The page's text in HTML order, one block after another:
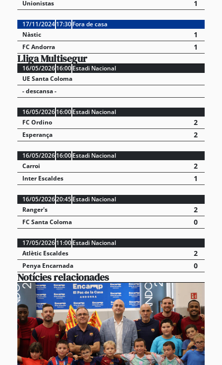
Unionistas 1
17/11/202417:30Fora de casa
Nàstic
1
FC Andorra 1
Lliga Multisegur
16/05/202616:00Estadi Nacional
UE Santa Coloma
- descansa -
16/05/202616:00Estadi Nacional
FC Ordino
2
Esperança 2
16/05/202616:00Estadi Nacional
Carroi
2
Inter Escaldes 1
16/05/202620:45Estadi Nacional
Ranger's
2
FC Santa Coloma 0
17/05/202611:00Estadi Nacional
Atlètic Escaldes
2
Penya Encarnada 0
Notícies relacionades